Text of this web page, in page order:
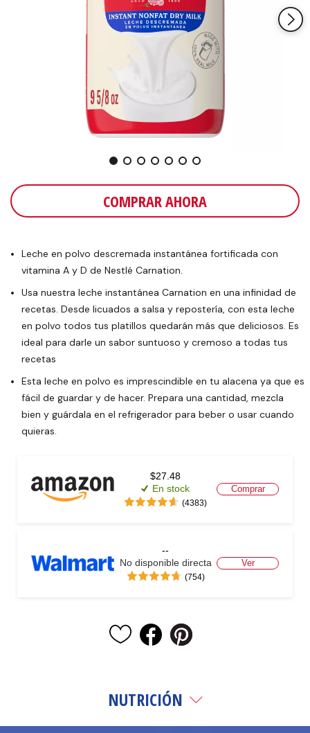
COMPRAR AHORA
Leche en polvo descremada instantánea fortificada con
vitamina A y D de Nestlé Carnation.
Usa nuestra leche instantánea Carnation en una infinidad de
recetas. Desde licuados a salsa y repostería, con esta leche
en polvo todos tus platillos quedarán más que deliciosos. Es
ideal para darle un sabor suntuoso y cremoso a todas tus
recetas
Esta leche en polvo es imprescindible en tu alacena ya que es
fácil de guardar y de hacer. Prepara una cantidad, mezcla
bien y guárdala en el refrigerador para beber o usar cuando
quieras.
$27.48
En stock
(4383)
Comprar
--
No disponible directa
(754)
Ver
NUTRICIÓN